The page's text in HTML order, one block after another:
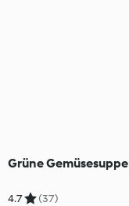
Grüne Gemüsesuppe
4.7 (37)